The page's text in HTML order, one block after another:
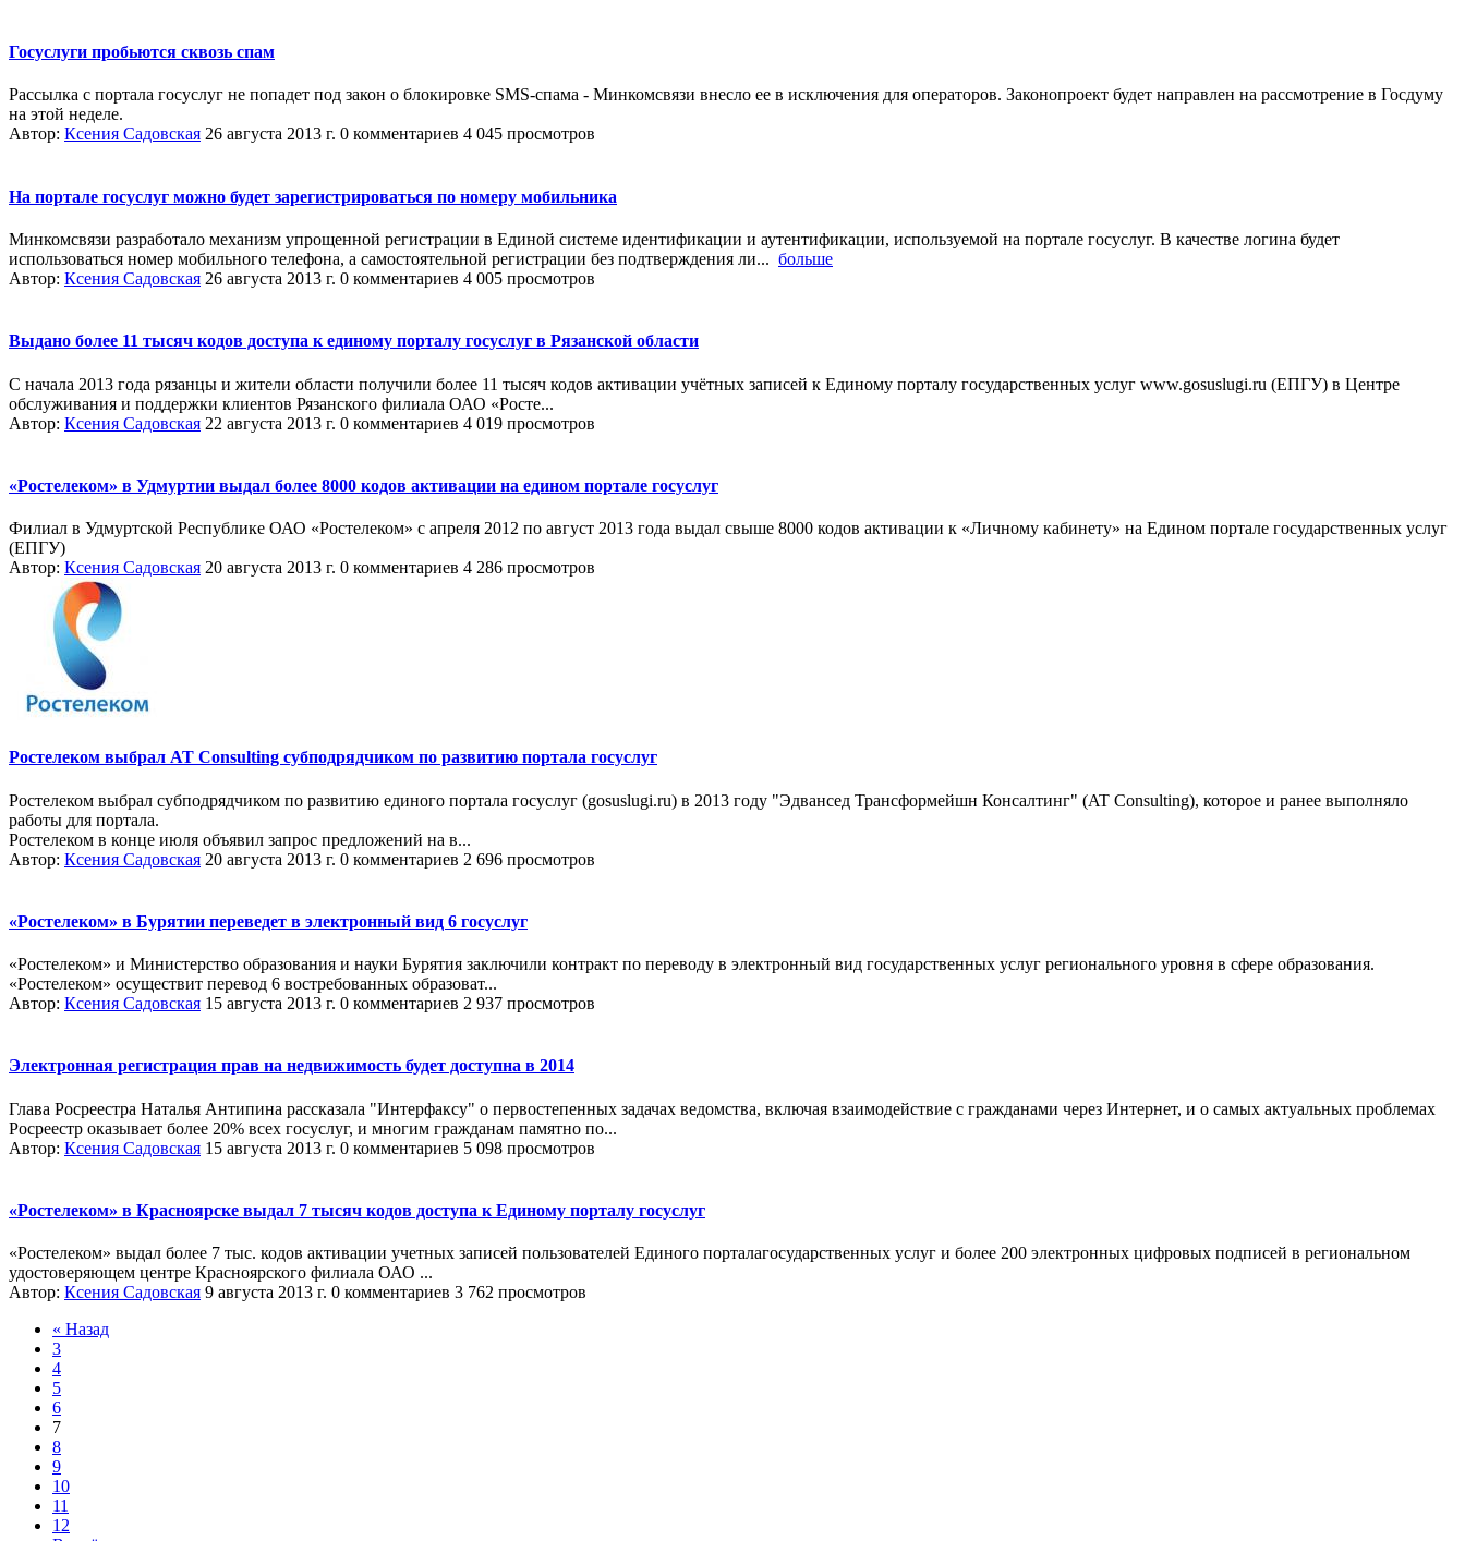
Госуслуги пробьются сквозь спам
Рассылка с портала госуслуг не попадет под закон о блокировке SMS-спама - Минкомсвязи внесло ее в исключения для операторов. Законопроект будет направлен на рассмотрение в Госдуму
на этой неделе.
Автор: Ксения Садовская 26 августа 2013 г. 0 комментариев 4 045 просмотров
На портале госуслуг можно будет зарегистрироваться по номеру мобильника
Минкомсвязи разработало механизм упрощенной регистрации в Единой системе идентификации и аутентификации, используемой на портале госуслуг. В качестве логина будет
использоваться номер мобильного телефона, а самостоятельной регистрации без подтверждения ли... больше
Автор: Ксения Садовская 26 августа 2013 г. 0 комментариев 4 005 просмотров
Выдано более 11 тысяч кодов доступа к единому порталу госуслуг в Рязанской области
С начала 2013 года рязанцы и жители области получили более 11 тысяч кодов активации учётных записей к Единому порталу государственных услуг www.gosuslugi.ru (ЕПГУ) в Центре
обслуживания и поддержки клиентов Рязанского филиала ОАО «Росте...
Автор: Ксения Садовская 22 августа 2013 г. 0 комментариев 4 019 просмотров
«Ростелеком» в Удмуртии выдал более 8000 кодов активации на едином портале госуслуг
Филиал в Удмуртской Республике ОАО «Ростелеком» с апреля 2012 по август 2013 года выдал свыше 8000 кодов активации к «Личному кабинету» на Едином портале государственных услуг
(ЕПГУ)
Автор: Ксения Садовская 20 августа 2013 г. 0 комментариев 4 286 просмотров
Ростелеком выбрал AT Consulting субподрядчиком по развитию портала госуслуг
Ростелеком выбрал субподрядчиком по развитию единого портала госуслуг (gosuslugi.ru) в 2013 году "Эдвансед Трансформейшн Консалтинг" (AT Consulting), которое и ранее выполняло
работы для портала.
Ростелеком в конце июля объявил запрос предложений на в...
Автор: Ксения Садовская 20 августа 2013 г. 0 комментариев 2 696 просмотров
«Ростелеком» в Бурятии переведет в электронный вид 6 госуслуг
«Ростелеком» и Министерство образования и науки Бурятия заключили контракт по переводу в электронный вид государственных услуг регионального уровня в сфере образования.
«Ростелеком» осуществит перевод 6 востребованных образоват...
Автор: Ксения Садовская 15 августа 2013 г. 0 комментариев 2 937 просмотров
Электронная регистрация прав на недвижимость будет доступна в 2014
Глава Росреестра Наталья Антипина рассказала "Интерфаксу" о первостепенных задачах ведомства, включая взаимодействие с гражданами через Интернет, и о самых актуальных проблемах
Росреестр оказывает более 20% всех госуслуг, и многим гражданам памятно по...
Автор: Ксения Садовская 15 августа 2013 г. 0 комментариев 5 098 просмотров
«Ростелеком» в Красноярске выдал 7 тысяч кодов доступа к Единому порталу госуслуг
«Ростелеком» выдал более 7 тыс. кодов активации учетных записей пользователей Единого порталагосударственных услуг и более 200 электронных цифровых подписей в региональном
удостоверяющем центре Красноярского филиала ОАО ...
Автор: Ксения Садовская 9 августа 2013 г. 0 комментариев 3 762 просмотров
« Назад
3
4
5
6
7
8
9
10
11
12